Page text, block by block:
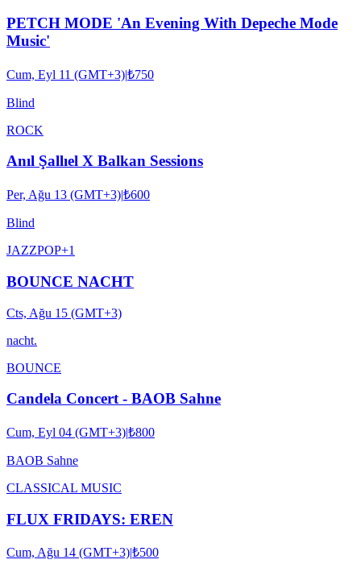
PETCH MODE 'An Evening With Depeche Mode
Music'
Cum, Eyl 11 (GMT+3)|₺750
Blind
ROCK
Anıl Şallıel X Balkan Sessions
Per, Ağu 13 (GMT+3)|₺600
Blind
JAZZPOP+1
BOUNCE NACHT
Cts, Ağu 15 (GMT+3)
nacht.
BOUNCE
Candela Concert - BAOB Sahne
Cum, Eyl 04 (GMT+3)|₺800
BAOB Sahne
CLASSICAL MUSIC
FLUX FRIDAYS: EREN
Cum, Ağu 14 (GMT+3)|₺500